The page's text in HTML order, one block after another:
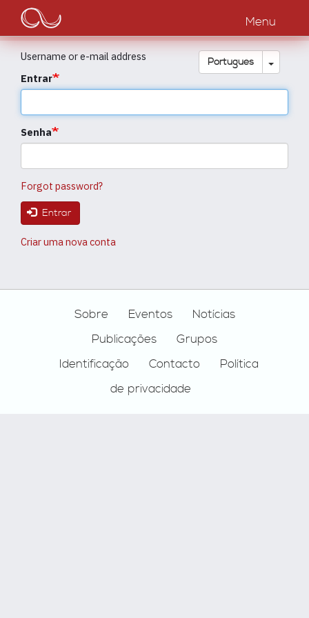
Passar
o
conteúdo
principal
Main
navigation
Menu
Português Toggle
Username or e-mail address
Entrar
Senha
Forgot password?
Entrar
Criar uma nova conta
Sobre Eventos
Notícias
Publicações
Grupos
Identificação
Contacto
Política
de privacidade